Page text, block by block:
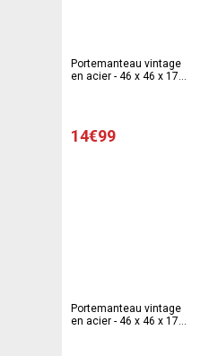
Portemanteau vintage
en acier - 46 x 46 x 170
14€99
Portemanteau vintage
en acier - 46 x 46 x 170